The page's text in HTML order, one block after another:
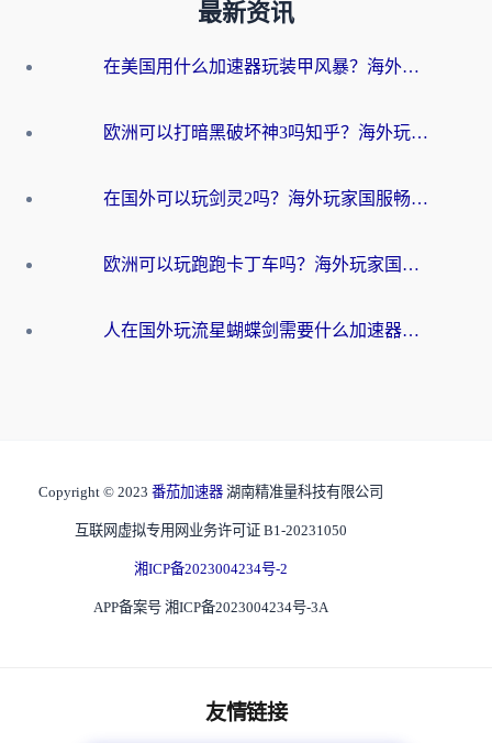
最新资讯
在美国用什么加速器玩装甲风暴？海外玩家亲测有效的国服游戏加速指南
欧洲可以打暗黑破坏神3吗知乎？海外玩家国服游戏加速终极指南
在国外可以玩剑灵2吗？海外玩家国服畅玩终极指南（附永恒之塔明日方舟加速方案）
欧洲可以玩跑跑卡丁车吗？海外玩家国服游戏畅玩终极指南（附QQ炫舞剑网3解决方案）
人在国外玩流星蝴蝶剑需要什么加速器？老玩家亲测的终极解决方案
Copyright © 2023 番茄加速器 湖南精准量科技有限公司
互联网虚拟专用网业务许可证 B1-20231050
湘ICP备2023004234号-2
APP备案号 湘ICP备2023004234号-3A
友情链接